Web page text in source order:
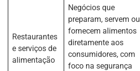
Restaurantes
e serviços de
alimentação
Negócios que
preparam, servem ou
fornecem alimentos
diretamente aos
consumidores, com
foco na segurança